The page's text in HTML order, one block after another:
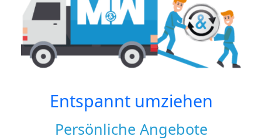
Entspannt umziehen
Persönliche Angebote